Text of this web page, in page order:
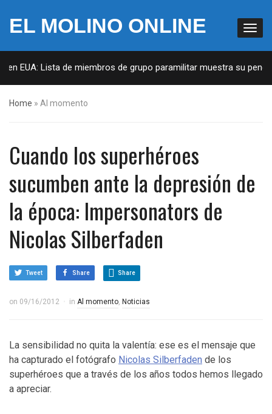
EL MOLINO ONLINE
Lista de miembros de grupo paramilitar muestra su penetración
Home » Al momento
Cuando los superhéroes
sucumben ante la depresión de
la época: Impersonators de
Nicolas Silberfaden
Tweet Share Share
on 09/16/2012 in Al momento, Noticias
La sensibilidad no quita la valentía: ese es el mensaje que
ha capturado el fotógrafo Nicolas Silberfaden de los
superhéroes que a través de los años todos hemos llegado
a apreciar.